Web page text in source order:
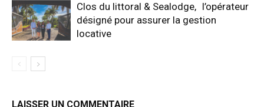
Clos du littoral & Sealodge, l’opérateur
désigné pour assurer la gestion
locative
LAISSER UN COMMENTAIRE